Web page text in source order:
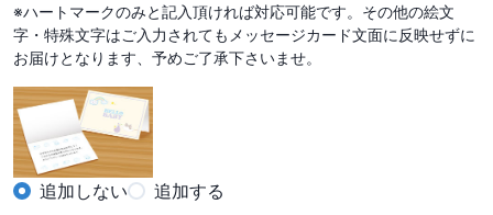
※ハートマークのみと記入頂ければ対応可能です。その他の絵文
字・特殊文字はご入力されてもメッセージカード文面に反映せずに
お届けとなります、予めご了承下さいませ。
追加しない
追加する